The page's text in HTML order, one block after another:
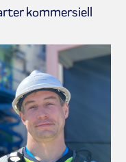
kommersiell